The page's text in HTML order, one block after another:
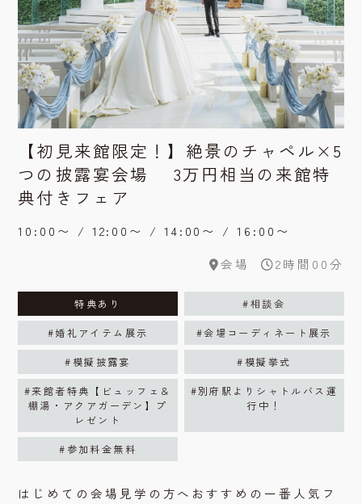
【初見来館限定！】絶景のチャペル×5
つの披露宴会場 3万円相当の来館特
典付きフェア
10:00〜 / 12:00〜 / 14:00〜 / 16:00〜
会場
2時間00分
はじめての会場見学の方へおすすめの一番人気フ
特典あり #相談会
#婚礼アイテム展示 #会場コーディネート展示
#模擬披露宴 #模擬挙式
#来館者特典【ビュッフェ＆
棚湯・アクアガーデン】プ
レゼント
#別府駅よりシャトルバス運
行中！
#参加料金無料